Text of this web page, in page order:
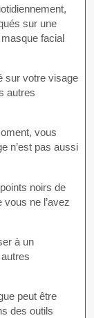
sur une
facial
sur votre visage
autres
vous
n’est pas aussi
noirs de
ne l’avez
à un
peut être
des outils